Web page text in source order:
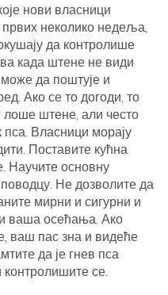
нови власници
првих неколико недеља,
да контролише
када штене не види
да поштује и
Ако се то догоди, то
лоше штене, али често
Власници морају
Поставите кућна
Научите основну
Не дозволите да
мирни и сигурни и
ваша осећања. Ако
ваш пас зна и видеће
да је гнев пса
контролишите се.